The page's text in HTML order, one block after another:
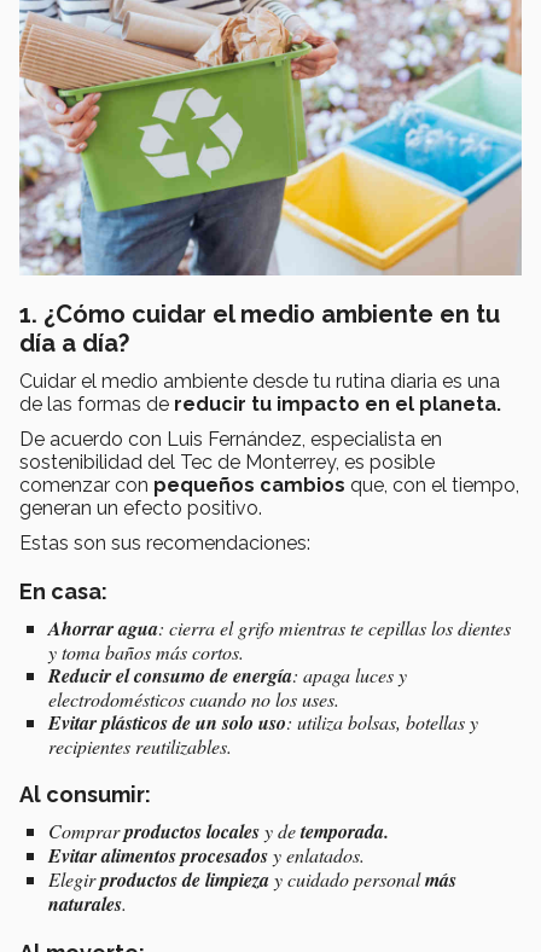
1. ¿Cómo cuidar el medio ambiente en tu
día a día?
Cuidar el medio ambiente desde tu rutina diaria es una
de las formas de reducir tu impacto en el planeta.
De acuerdo con Luis Fernández, especialista en
sostenibilidad del Tec de Monterrey, es posible
comenzar con pequeños cambios que, con el tiempo,
generan un efecto positivo.
Estas son sus recomendaciones:
En casa:
Ahorrar agua: cierra el grifo mientras te cepillas los dientes
y toma baños más cortos.
Reducir el consumo de energía: apaga luces y
electrodomésticos cuando no los uses.
Evitar plásticos de un solo uso: utiliza bolsas, botellas y
recipientes reutilizables.
Al consumir:
Comprarproductos localesy detemporada.
Evitar alimentos procesadosy enlatados.
Elegirproductos de limpiezay cuidado personalmás
naturales.